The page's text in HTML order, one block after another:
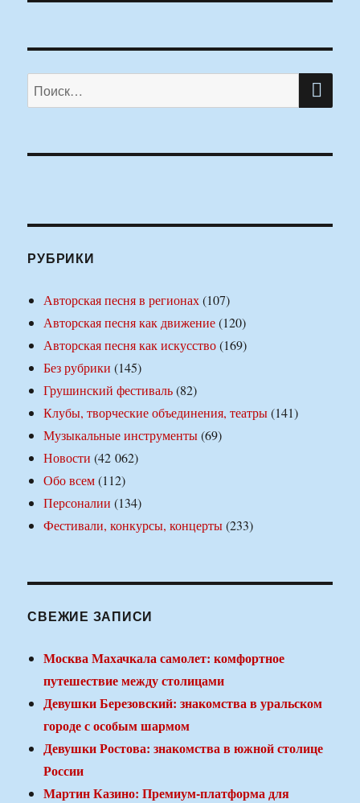
Искать:
РУБРИКИ
Авторская песня в регионах(107)
Авторская песня как движение(120)
Авторская песня как искусство(169)
Без рубрики (145)
Грушинский фестиваль(82)
Клубы, творческие объединения, театры(141)
Музыкальные инструменты(69)
Новости (42 062)
Обо всем(112)
Персоналии (134)
Фестивали, конкурсы, концерты(233)
СВЕЖИЕ ЗАПИСИ
Москва Махачкала самолет: комфортное
путешествие между столицами
Девушки Березовский: знакомства в уральском
городе с особым шармом
Девушки Ростова: знакомства в южной столице
России
Мартин Казино: Премиум-платформа для